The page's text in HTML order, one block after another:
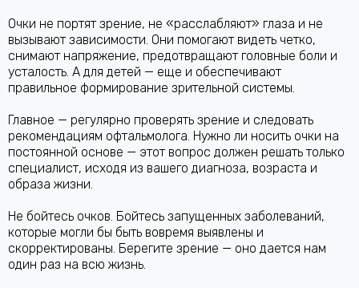
Очки не портят зрение, не «расслабляют» глаза и не
вызывают зависимости. Они помогают видеть четко,
снимают напряжение, предотвращают головные боли и
усталость. А для детей — еще и обеспечивают
правильное формирование зрительной системы.
Главное — регулярно проверять зрение и следовать
рекомендациям офтальмолога. Нужно ли носить очки на
постоянной основе — этот вопрос должен решать только
специалист, исходя из вашего диагноза, возраста и
образа жизни.
Не бойтесь очков. Бойтесь запущенных заболеваний,
которые могли бы быть вовремя выявлены и
скорректированы. Берегите зрение — оно дается нам
один раз на всю жизнь.